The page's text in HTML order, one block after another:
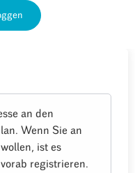
an den
Wenn Sie an
ist es
registrieren.